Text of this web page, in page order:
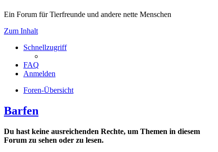
Ein Forum für Tierfreunde und andere nette Menschen
Zum Inhalt
Schnellzugriff
FAQ
Anmelden
Foren-Übersicht
Barfen
Du hast keine ausreichenden Rechte, um Themen in diesem
Forum zu sehen oder zu lesen.